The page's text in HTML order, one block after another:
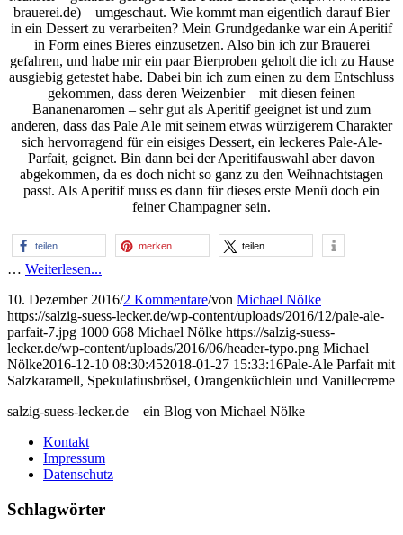
brauerei.de) – umgeschaut. Wie kommt man eigentlich darauf Bier
in ein Dessert zu verarbeiten? Mein Grundgedanke war ein Aperitif
in Form eines Bieres einzusetzen. Also bin ich zur Brauerei
gefahren, und habe mir ein paar Bierproben geholt die ich zu Hause
ausgiebig getestet habe. Dabei bin ich zum einen zu dem Entschluss
gekommen, dass deren Weizenbier – mit diesen feinen
Bananenaromen – sehr gut als Aperitif geeignet ist und zum
anderen, dass das Pale Ale mit seinem etwas würzigerem Charakter
sich hervorragend für ein eisiges Dessert, ein leckeres Pale-Ale-
Parfait, geignet. Bin dann bei der Aperitifauswahl aber davon
abgekommen, da es doch nicht so ganz zu den Weihnachtstagen
passt. Als Aperitif muss es dann für dieses erste Menü doch ein
feiner Champagner sein.
teilen merken teilen
… Weiterlesen...
10. Dezember 2016/2 Kommentare/von Michael Nölke
https://salzig-suess-lecker.de/wp-content/uploads/2016/12/pale-ale-
parfait-7.jpg 1000 668 Michael Nölke https://salzig-suess-
lecker.de/wp-content/uploads/2016/06/header-typo.png Michael
Nölke2016-12-10 08:30:452018-01-27 15:33:16Pale-Ale Parfait mit
Salzkaramell, Spekulatiusbrösel, Orangenküchlein und Vanillecreme
salzig-suess-lecker.de – ein Blog von Michael Nölke
Kontakt
Impressum
Datenschutz
Schlagwörter